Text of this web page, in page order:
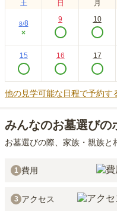
土 日 月
8/8
×
9 10
15 16 17
他の見学可能な日程で予約す
みんなのお墓選びの
お墓選びの際、家族・親族と
1 費用
3 アクセス